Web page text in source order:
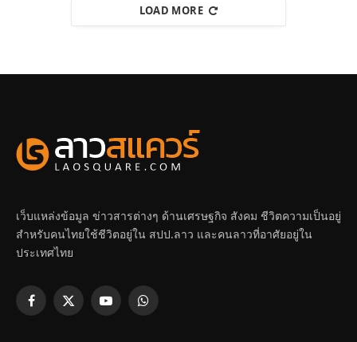
LOAD MORE
เว็บแหล่งข้อมูล ข่าวสารต่างๆ ด้านเศรษฐกิจ สังคม ชีวิตความเป็นอยู่
สำหรับคนไทยใช้ชีวิตอยู่ใน สปป.ลาว และคนลาวที่อาศัยอยู่ใน
ประเทศไทย
Facebook
X
YouTubeWhatsApp